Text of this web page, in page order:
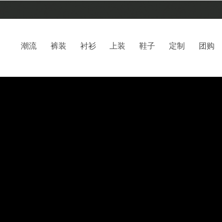
潮流 裤装 衬衫 上装 鞋子 定制 团购